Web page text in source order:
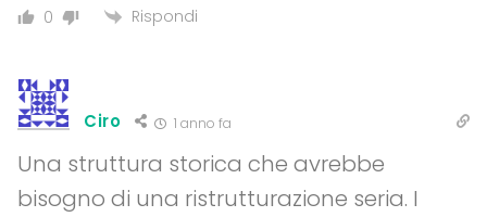
0 Rispondi
Ciro 1 anno fa
Una struttura storica che avrebbe
bisogno di una ristrutturazione seria. I